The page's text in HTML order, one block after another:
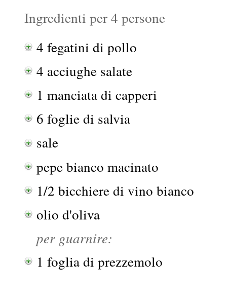
Ingredienti per 4 persone
4 fegatini di pollo
4 acciughe salate
1 manciata di capperi
6 foglie di salvia
sale
pepe bianco macinato
1/2 bicchiere di vino bianco
olio d'oliva
per guarnire:
1 foglia di prezzemolo